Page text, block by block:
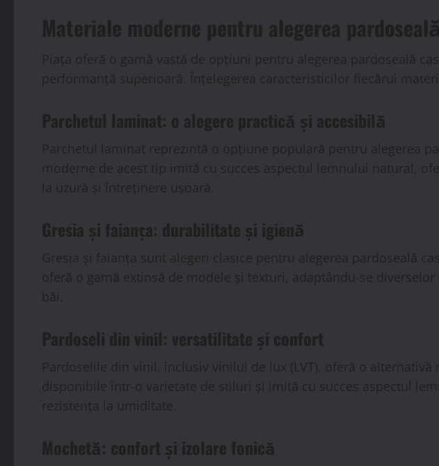
Materiale moderne pentru alegerea
Piața oferă o gamă vastă de opțiuni pentru alegerea pardoseală
performanță superioară. Înțelegerea caracteristicilor fiecărui
Parchetul laminat: o alegere practică și accesibilă
Parchetul laminat reprezintă o opțiune populară pentru alegerea
moderne de acest tip imită cu succes aspectul lemnului natural,
la uzură și întreținere ușoară.
Gresia și faianța: durabilitate și igienă
Gresia și faianța sunt alegeri clasice pentru alegerea pardoseală
oferă o gamă extinsă de modele și texturi, adaptându-se
băi.
Pardoseli din vinil: versatilitate și confort
Pardoselile din vinil, inclusiv vinilul de lux (LVT), oferă o
disponibile într-o varietate de stiluri și imită cu succes aspectul
rezistența la umiditate.
Mochetă: confort și izolare fonică